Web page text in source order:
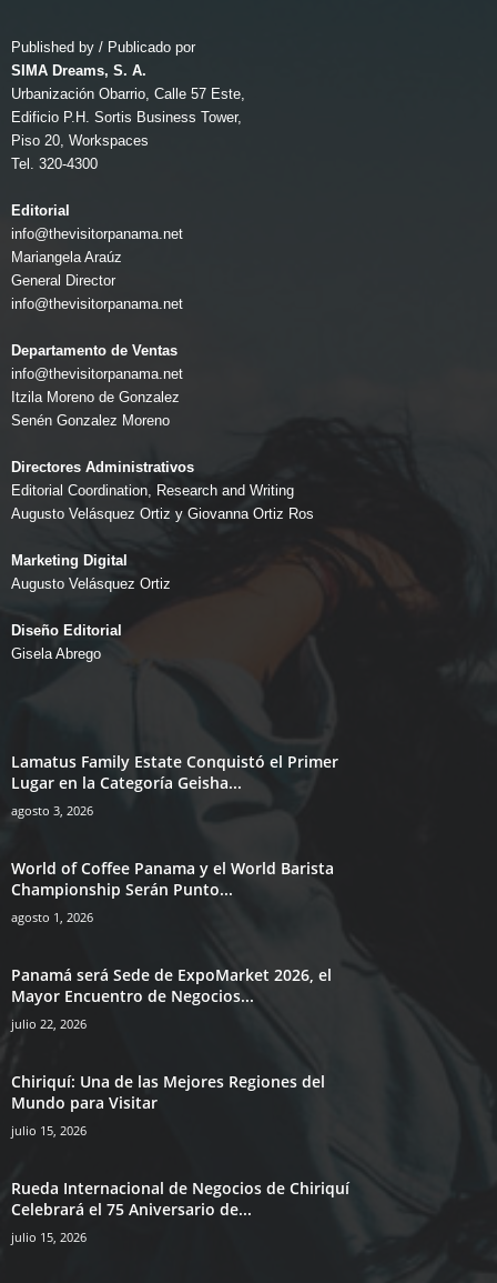
Published by / Publicado por
SIMA Dreams, S. A.
Urbanización Obarrio, Calle 57 Este,
Edificio P.H. Sortis Business Tower,
Piso 20, Workspaces
Tel. 320-4300
Editorial
info@thevisitorpanama.net
Mariangela Araúz
General Director
info@thevisitorpanama.net
Departamento de Ventas
info@thevisitorpanama.net
Itzila Moreno de Gonzalez
Senén Gonzalez Moreno
Directores Administrativos
Editorial Coordination, Research and Writing
Augusto Velásquez Ortiz y Giovanna Ortiz Ros
Marketing Digital
Augusto Velásquez Ortiz
Diseño Editorial
Gisela Abrego
Lamatus Family Estate Conquistó el Primer
Lugar en la Categoría Geisha...
agosto 3, 2026
World of Coffee Panama y el World Barista
Championship Serán Punto...
agosto 1, 2026
Panamá será Sede de ExpoMarket 2026, el
Mayor Encuentro de Negocios...
julio 22, 2026
Chiriquí: Una de las Mejores Regiones del
Mundo para Visitar
julio 15, 2026
Rueda Internacional de Negocios de Chiriquí
Celebrará el 75 Aniversario de...
julio 15, 2026